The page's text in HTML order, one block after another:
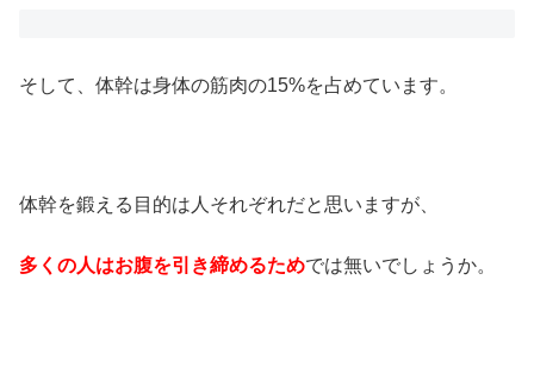
そして、体幹は身体の筋肉の15%を占めています。
体幹を鍛える目的は人それぞれだと思いますが、
多くの人はお腹を引き締めるためでは無いでしょうか。